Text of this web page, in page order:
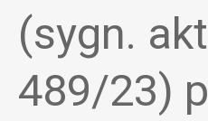
(sygn.
489/23)